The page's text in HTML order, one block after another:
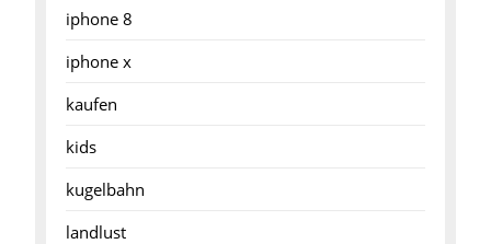
iphone 8
iphone x
kaufen
kids
kugelbahn
landlust